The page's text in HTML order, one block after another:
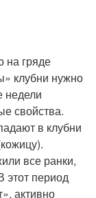
на гряде
клубни нужно
недели
свойства.
в клубни
все ранки,
этот период
активно